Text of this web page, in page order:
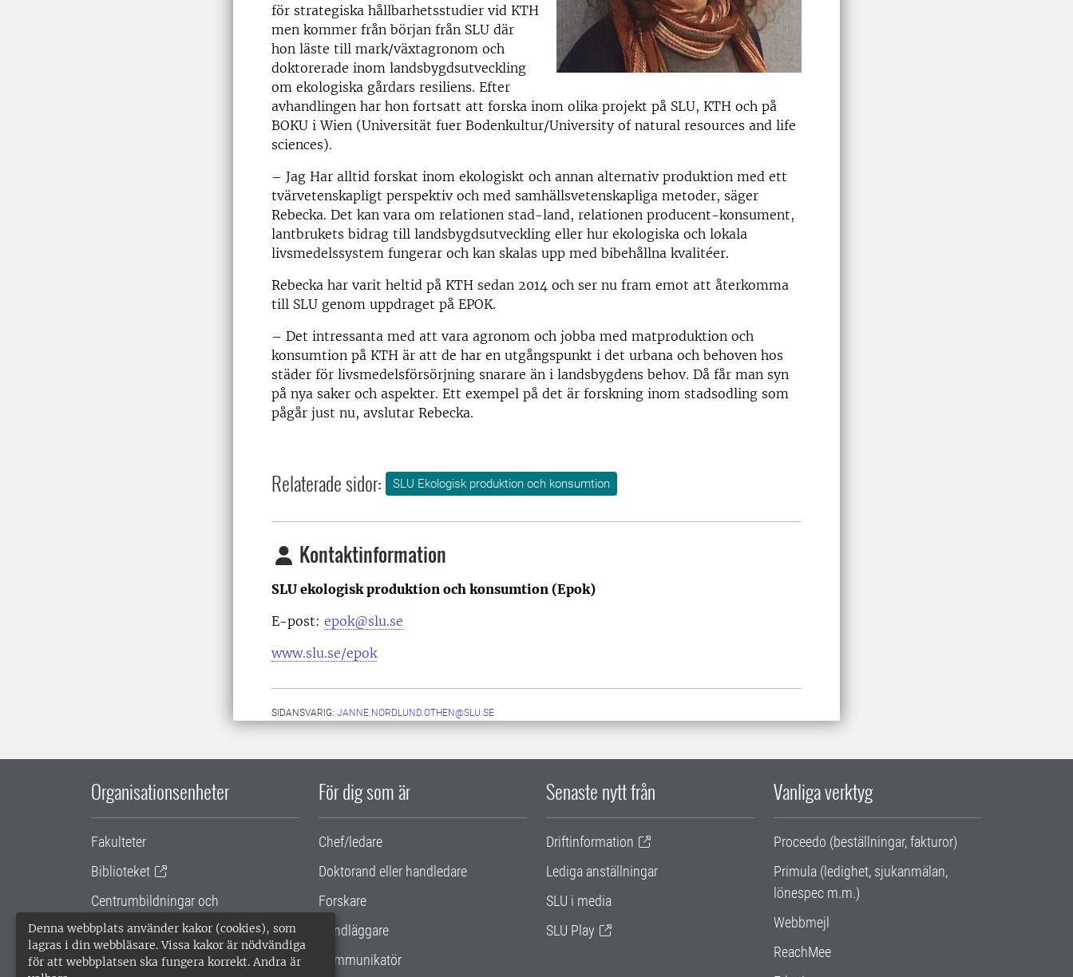
Denna webbplats använder kakor (cookies), som
lagras i din webbläsare. Vissa kakor är nödvändiga
för att webbplatsen ska fungera korrekt. Andra är
för strategiska hållbarhetsstudier vid KTH
men kommer från början från SLU där
hon läste till mark/växtagronom och
doktorerade inom landsbygdsutveckling
om ekologiska gårdars resiliens. Efter
avhandlingen har hon fortsatt att forska inom olika projekt på SLU, KTH och på
BOKU i Wien (Universität fuer Bodenkultur/University of natural resources and life
sciences).
– Jag Har alltid forskat inom ekologiskt och annan alternativ produktion med ett
tvärvetenskapligt perspektiv och med samhällsvetenskapliga metoder, säger
Rebecka. Det kan vara om relationen stad-land, relationen producent-konsument,
lantbrukets bidrag till landsbygdsutveckling eller hur ekologiska och lokala
livsmedelssystem fungerar och kan skalas upp med bibehållna kvalitéer.
Rebecka har varit heltid på KTH sedan 2014 och ser nu fram emot att återkomma
till SLU genom uppdraget på EPOK.
– Det intressanta med att vara agronom och jobba med matproduktion och
konsumtion på KTH är att de har en utgångspunkt i det urbana och behoven hos
städer för livsmedelsförsörjning snarare än i landsbygdens behov. Då får man syn
på nya saker och aspekter. Ett exempel på det är forskning inom stadsodling som
pågår just nu, avslutar Rebecka.
Relaterade sidor: SLU Ekologisk produktion och konsumtion
Kontaktinformation
SLU ekologisk produktion och konsumtion (Epok)
E-post: epok@slu.se
www.slu.se/epok
SIDANSVARIG: JANNE.NORDLUND.OTHEN@SLU.SE
Organisationsenheter
Fakulteter
Biblioteket
Centrumbildningar och
samarbetsprojekt
Gemensamma verksamhetsstödet
För dig som är
Chef/ledare
Doktorand eller handledare
Forskare
Handläggare
Kommunikatör
Senaste nytt från
Driftinformation
Lediga anställningar
SLU i media
SLU Play
Vanliga verktyg
Proceedo (beställningar, fakturor)
Primula (ledighet, sjukanmälan,
lönespec m.m.)
Webbmejl
ReachMee